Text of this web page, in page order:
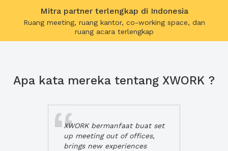
Mitra partner terlengkap di Indonesia
Ruang meeting, ruang kantor, co-working space, dan
ruang acara terlengkap
Apa kata mereka tentang XWORK ?
XWORK bermanfaat buat set
up meeting out of offices,
brings new experiences